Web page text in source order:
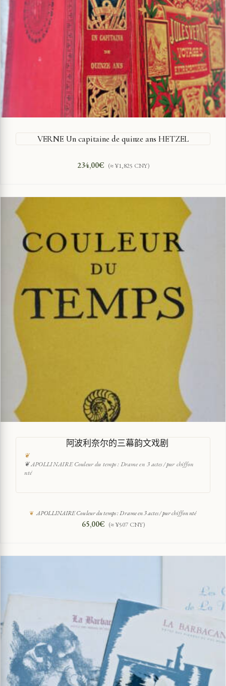
VERNE Un capitaine de quinze ans HETZEL
234,00€ (≈ ¥1,825 CNY)
阿波利奈尔的三幕韵文戏剧
❦ APOLLINAIRE Couleur du temps : Drame en 3 actes / pur chiffon
nté
APOLLINAIRE Couleur du temps : Drame en 3 actes / pur chiffon nté
65,00€ (≈ ¥507 CNY)